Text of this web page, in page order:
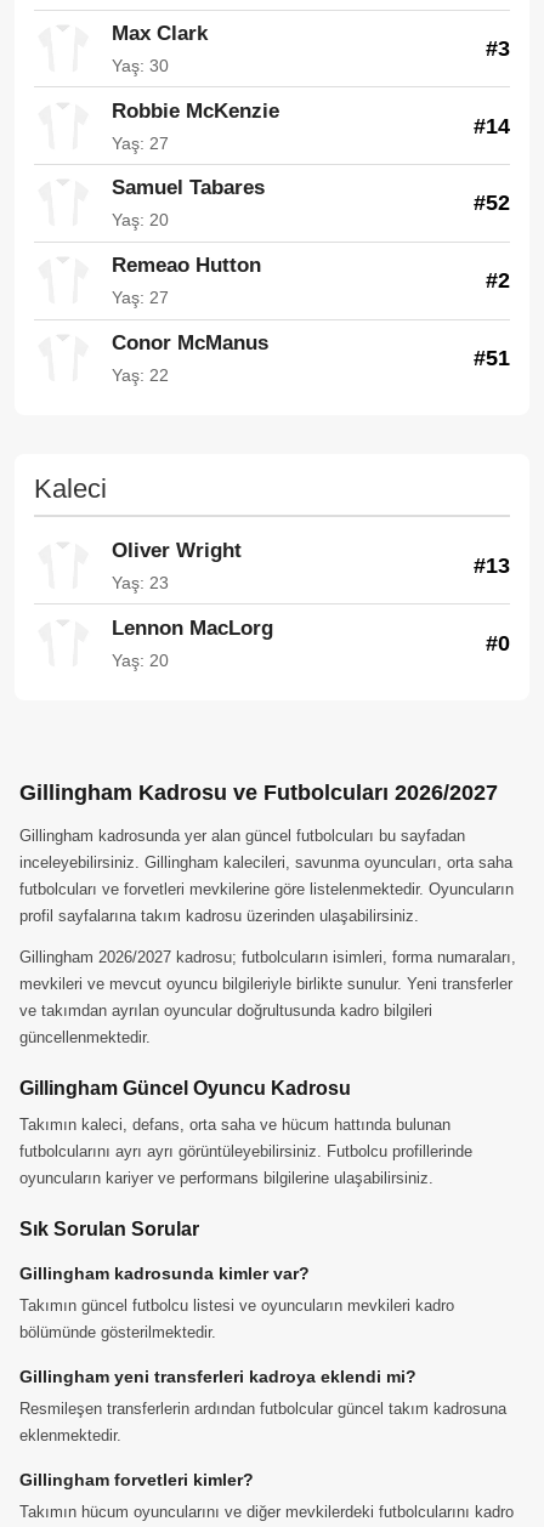
Max Clark
Yaş: 30
#3
Robbie McKenzie
Yaş: 27
#14
Samuel Tabares
Yaş: 20
#52
Remeao Hutton
Yaş: 27
#2
Conor McManus
Yaş: 22
#51
Kaleci
Oliver Wright
Yaş: 23
#13
Lennon MacLorg
Yaş: 20
#0
Gillingham Kadrosu ve Futbolcuları 2026/2027
Gillingham kadrosunda yer alan güncel futbolcuları bu sayfadan
inceleyebilirsiniz. Gillingham kalecileri, savunma oyuncuları, orta saha
futbolcuları ve forvetleri mevkilerine göre listelenmektedir. Oyuncuların
profil sayfalarına takım kadrosu üzerinden ulaşabilirsiniz.
Gillingham 2026/2027 kadrosu; futbolcuların isimleri, forma numaraları,
mevkileri ve mevcut oyuncu bilgileriyle birlikte sunulur. Yeni transferler
ve takımdan ayrılan oyuncular doğrultusunda kadro bilgileri
güncellenmektedir.
Gillingham Güncel Oyuncu Kadrosu
Takımın kaleci, defans, orta saha ve hücum hattında bulunan
futbolcularını ayrı ayrı görüntüleyebilirsiniz. Futbolcu profillerinde
oyuncuların kariyer ve performans bilgilerine ulaşabilirsiniz.
Sık Sorulan Sorular
Gillingham kadrosunda kimler var?
Takımın güncel futbolcu listesi ve oyuncuların mevkileri kadro
bölümünde gösterilmektedir.
Gillingham yeni transferleri kadroya eklendi mi?
Resmileşen transferlerin ardından futbolcular güncel takım kadrosuna
eklenmektedir.
Gillingham forvetleri kimler?
Takımın hücum oyuncularını ve diğer mevkilerdeki futbolcularını kadro